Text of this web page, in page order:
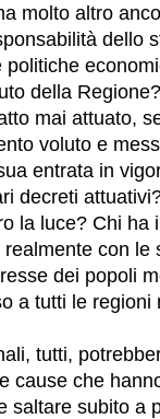
molto altro
dello
politiche
della
mai attuato,
voluto e
entrata in
decreti
la luce? Chi ha
con le
dei popoli
a tutti le regioni
tutti,
cause che
saltare subito a